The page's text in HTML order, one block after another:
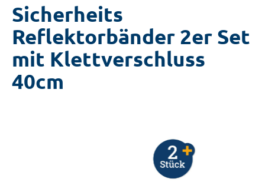
Sicherheits
Reflektorbänder 2er Set
mit Klettverschluss
40cm